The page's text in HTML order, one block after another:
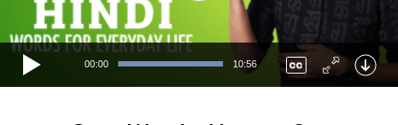
00:00 10:56